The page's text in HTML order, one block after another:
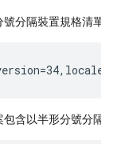
分隔裝置規格清單：
含以半形分號分隔的裝